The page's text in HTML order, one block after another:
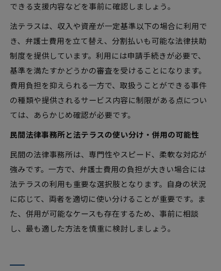
できる支援内容などを事前に確認しましょう。
法テラスは、収入や資産が一定基準以下の場合に利用で
き、弁護士費用を立て替え、分割払いも可能な法律扶助
制度を提供しています。利用には申請手続きが必要で、
基準を満たすかどうかの審査を受けることになります。
費用負担を抑えられる一方で、取扱うことができる事件
の種類や提供されるサービス内容に制限がある点につい
ては、あらかじめ確認が必要です。
民間法律事務所と法テラスの使い分け・併用の可能性
民間の法律事務所は、専門性やスピード、柔軟な対応が
強みです。一方で、弁護士費用の負担が大きい場合には
法テラスの利用も重要な選択肢となります。自身の状況
に応じて、両者を適切に使い分けることが重要です。ま
た、併用が可能なケースも存在するため、事前に相談
し、最も適した方法を慎重に検討しましょう。